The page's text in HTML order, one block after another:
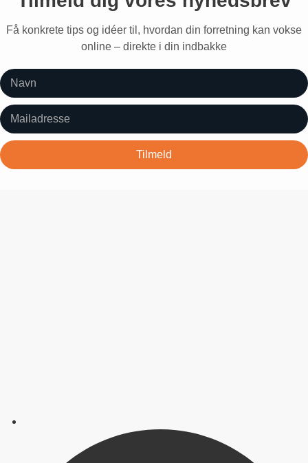
Få konkrete tips og idéer til, hvordan din forretning kan vokse
online – direkte i din indbakke